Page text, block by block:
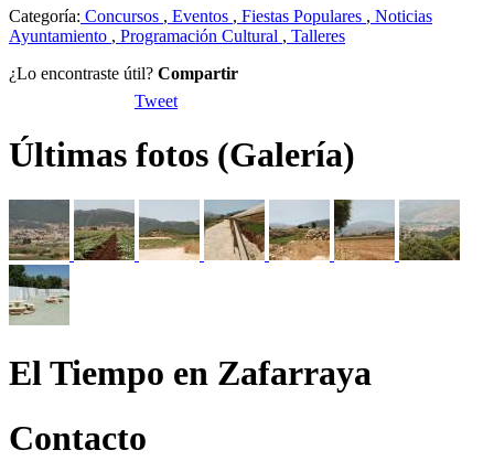
Categoría: Concursos , Eventos , Fiestas Populares , Noticias
Ayuntamiento , Programación Cultural , Talleres
¿Lo encontraste útil? Compartir
Tweet
Últimas fotos (Galería)
El Tiempo en Zafarraya
Contacto